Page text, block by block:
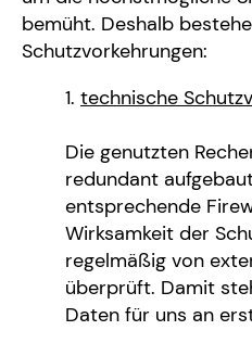
bemüht. Deshalb
Schutzvorkehrungen:
technische
Die genutzten
redundant
entsprechende
Wirksamkeit der
regelmäßig von
überprüft. Damit
Daten für uns an